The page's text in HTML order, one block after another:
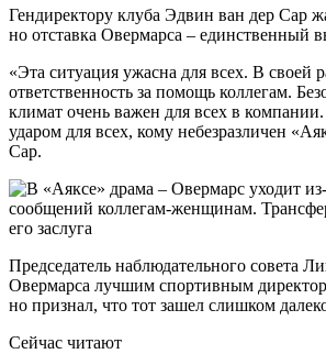
Гендиректору клуба Эдвин ван дер Сар
но отставка Овермарса – единственный
«Эта ситуация ужасна для всех. В своей
ответственность за помощь коллегам.
климат очень важен для всех в компании.
ударом для всех, кому небезразличен
Сар.
Председатель наблюдательного совета
Овермарса лучшим спортивным
но признал, что тот зашел слишком
Сейчас читают